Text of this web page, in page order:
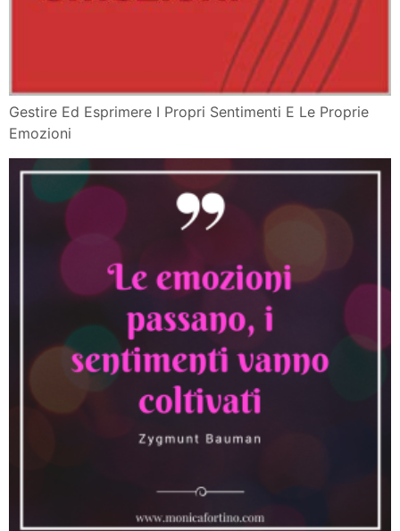
Gestire Ed Esprimere I Propri Sentimenti E Le Proprie
Emozioni